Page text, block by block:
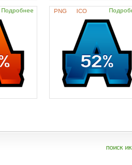
Подробнее PNG ICO
поиск